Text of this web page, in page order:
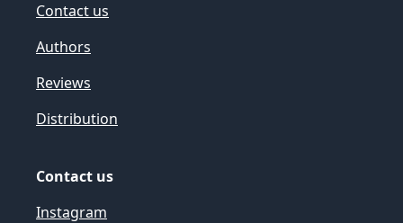
Contact us
Authors
Reviews
Distribution
Contact us
Instagram